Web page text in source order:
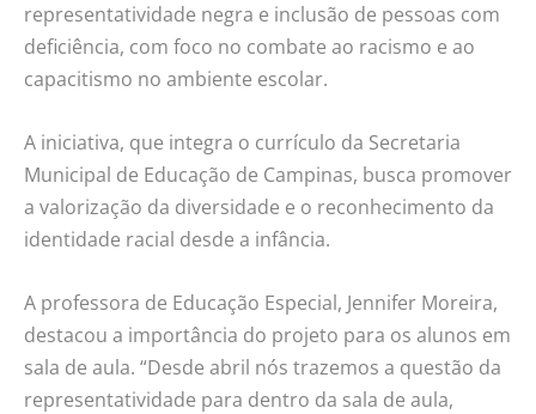
representatividade negra e inclusão de pessoas com
deficiência, com foco no combate ao racismo e ao
capacitismo no ambiente escolar.
A iniciativa, que integra o currículo da Secretaria
Municipal de Educação de Campinas, busca promover
a valorização da diversidade e o reconhecimento da
identidade racial desde a infância.
A professora de Educação Especial, Jennifer Moreira,
destacou a importância do projeto para os alunos em
sala de aula. “Desde abril nós trazemos a questão da
representatividade para dentro da sala de aula,